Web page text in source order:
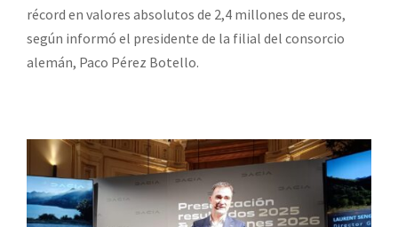
récord en valores absolutos de 2,4 millones de euros,
según informó el presidente de la filial del consorcio
alemán, Paco Pérez Botello.